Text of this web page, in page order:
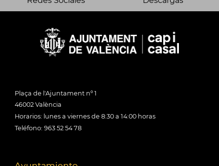
Plaça de l'Ajuntament nº 1
46002 València
Horarios: lunes a viernes de 8:30 a 14:00 horas
Teléfono: 963 52 54 78